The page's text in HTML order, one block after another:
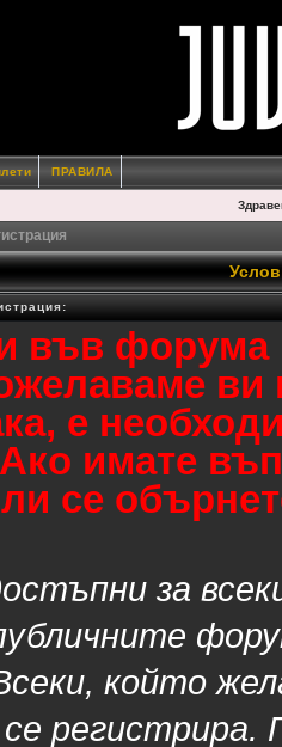
ПРАВИЛА
във форумa
ви
е
Ако имате
се
за
който
регистрира.